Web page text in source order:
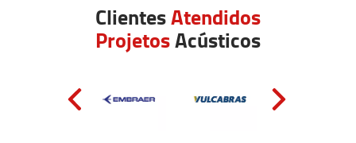
ClientesAtendidos
ProjetosAcústicos